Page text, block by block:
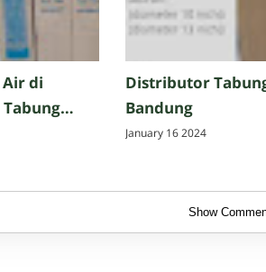
Air di
Distributor
Bandung
January 16 2024
Show